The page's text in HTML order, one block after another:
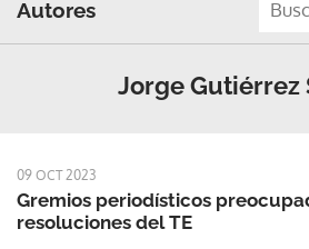
Autores
Jorge Gutiérrez
09 OCT 2023
Gremios periodísticos
resoluciones del TE